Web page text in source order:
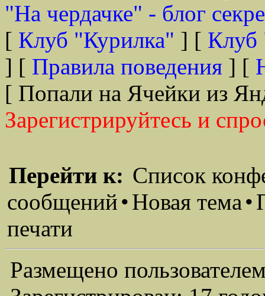
"На чердачке" - блог
[ Клуб "Курилка" ] [ Клуб
] [ Правила поведения ] [
[ Попали на Ячейки из
Зарегистрируйтесь и
Перейти к: Список
сообщений•Новая тема•
печати
Размещено